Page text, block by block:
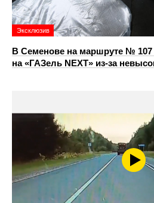
Эксклюзив
В Семенове на маршруте №
на «ГАЗель NEXT» из‑за